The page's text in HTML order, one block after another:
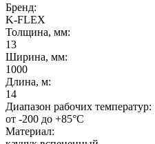
Бренд:
K-FLEX
Толщина, мм:
13
Ширина, мм:
1000
Длина, м:
14
Диапазон рабочих температур:
от -200 до +85°C
Материал: